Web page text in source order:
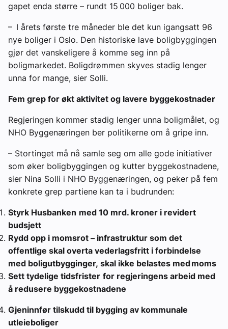
gapet enda større – rundt 15 000 boliger bak.
– I årets første tre måneder ble det kun igangsatt 96
nye boliger i Oslo. Den historiske lave boligbyggingen
gjør det vanskeligere å komme seg inn på
boligmarkedet. Boligdrømmen skyves stadig lenger
unna for mange, sier Solli.
Fem grep for økt aktivitet og lavere byggekostnader
Regjeringen kommer stadig lenger unna boligmålet, og
NHO Byggenæringen ber politikerne om å gripe inn.
– Stortinget må nå samle seg om alle gode initiativer
som øker boligbyggingen og kutter byggekostnadene,
sier Nina Solli i NHO Byggenæringen, og peker på fem
konkrete grep partiene kan ta i budrunden:
Styrk Husbanken med 10 mrd. kroner i revidert
budsjett
Rydd opp i momsrot – infrastruktur som det
offentlige skal overta vederlagsfritt i forbindelse
med boligutbygginger, skal ikke belastes med moms
Sett tydelige tidsfrister for regjeringens arbeid med
å redusere byggekostnadene
Gjeninnfør tilskudd til bygging av kommunale
utleieboliger